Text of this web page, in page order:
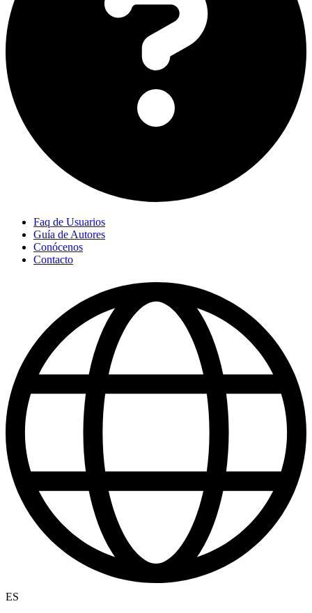
Faq de Usuarios
Guía de Autores
Conócenos
Contacto
ES